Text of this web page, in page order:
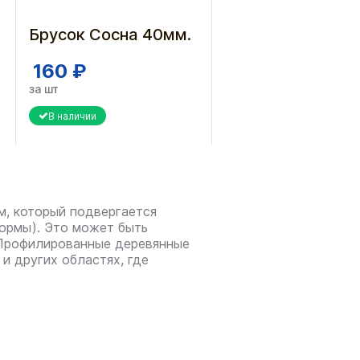
Брусок Сосна 40мм.
160 ₽
за шт
В наличии
который подвергается
Это может быть
деревянные
других областях, где